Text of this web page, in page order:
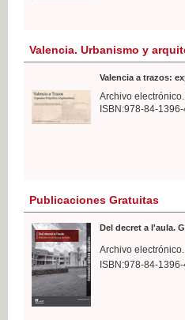
Valencia. Urbanismo y
Valencia a trazos:
Archivo
ISBN:978-84-
Publicaciones Gratuitas
Del decret a l'aula.
Archivo
ISBN:978-84-